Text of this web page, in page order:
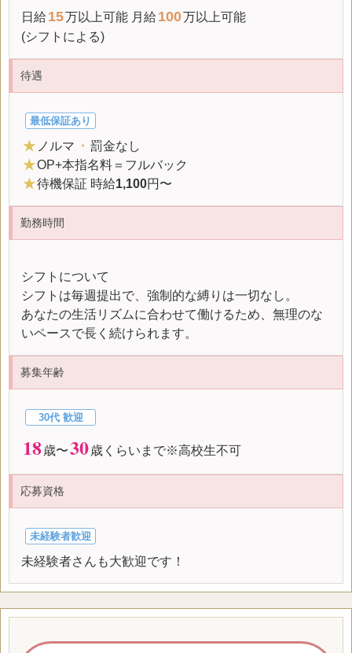
日給15万以上可能 月給100万以上可能
(シフトによる)
待遇
最低保証あり
★ ノルマ ・ 罰金なし
★OP+本指名料＝フルバック
★待機保証 時給1,100円〜
勤務時間
シフトについて
シフトは毎週提出で、強制的な縛りは一切なし。
あなたの生活リズムに合わせて働けるため、無理のな
いペースで長く続けられます。
募集年齢
30代 歓迎
18歳〜30歳くらいまで※高校生不可
応募資格
未経験者歓迎
未経験者さんも大歓迎です！